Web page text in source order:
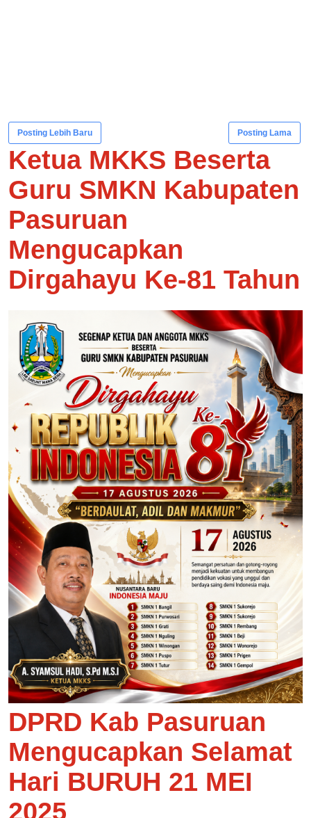
Posting Lebih Baru Posting Lama
Ketua MKKS Beserta
Guru SMKN Kabupaten
Pasuruan
Mengucapkan
Dirgahayu Ke-81 Tahun
DPRD Kab Pasuruan
Mengucapkan Selamat
Hari BURUH 21 MEI
2025